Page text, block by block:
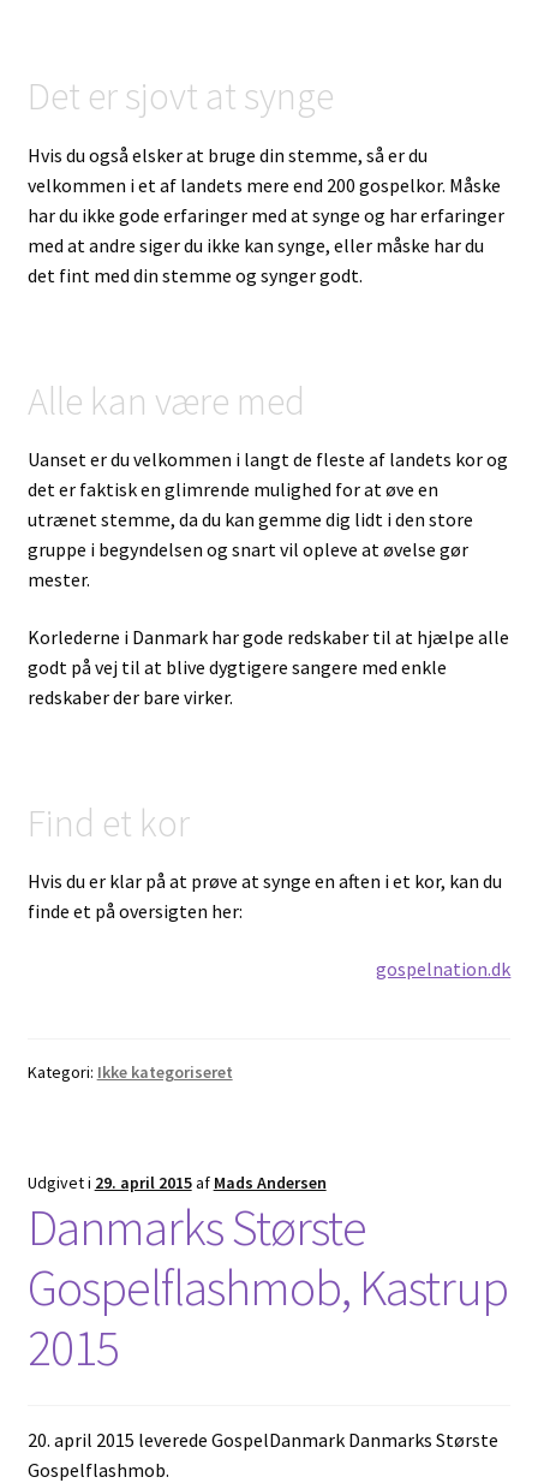
Det er sjovt at synge
Hvis du også elsker at bruge din stemme, så er du
velkommen i et af landets mere end 200 gospelkor. Måske
har du ikke gode erfaringer med at synge og har erfaringer
med at andre siger du ikke kan synge, eller måske har du
det fint med din stemme og synger godt.
Alle kan være med
Uanset er du velkommen i langt de fleste af landets kor og
det er faktisk en glimrende mulighed for at øve en
utrænet stemme, da du kan gemme dig lidt i den store
gruppe i begyndelsen og snart vil opleve at øvelse gør
mester.
Korlederne i Danmark har gode redskaber til at hjælpe alle
godt på vej til at blive dygtigere sangere med enkle
redskaber der bare virker.
Find et kor
Hvis du er klar på at prøve at synge en aften i et kor, kan du
finde et på oversigten her:
gospelnation.dk
Kategori: Ikke kategoriseret
Udgivet i 29. april 2015af Mads Andersen
Danmarks Største
Gospelflashmob, Kastrup
2015
20. april 2015 leverede GospelDanmark Danmarks Største
Gospelflashmob.